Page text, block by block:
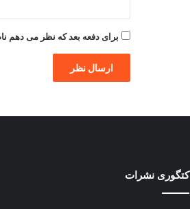
برای دفعه بعد که نظر می دهم
کتگوری نشرات